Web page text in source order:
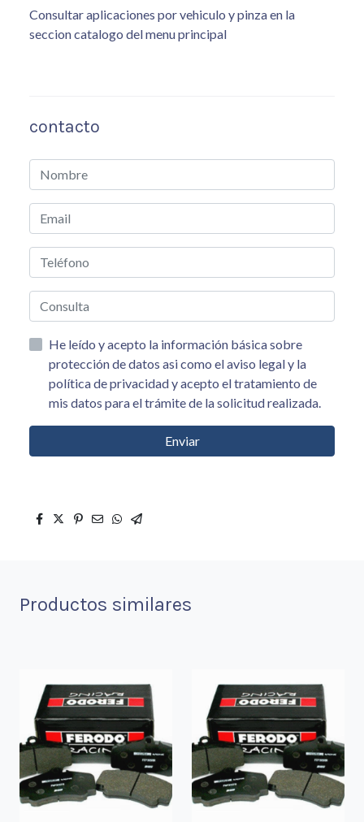
Consultar aplicaciones por vehiculo y pinza en la
seccion catalogo del menu principal
contacto
He leído y acepto la información básica sobre
protección de datos asi como el aviso legal y la
política de privacidad y acepto el tratamiento de
mis datos para el trámite de la solicitud realizada.
Enviar
Productos similares